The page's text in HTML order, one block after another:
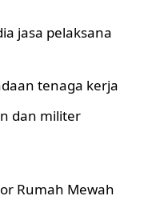
jasa pelaksana
tenaga kerja
dan militer
Rumah Mewah